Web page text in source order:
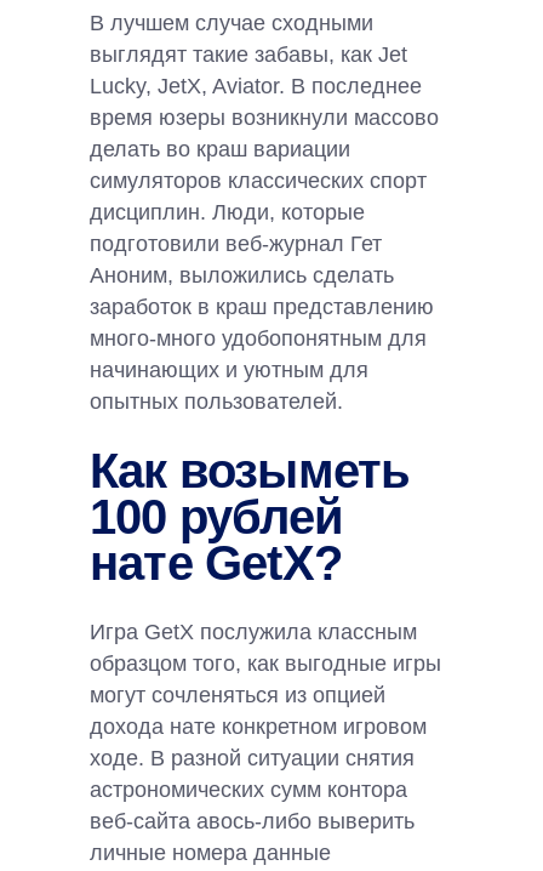
В лучшем случае сходными
выглядят такие забавы, как Jet
Lucky, JetX, Aviator. В последнее
время юзеры возникнули массово
делать во краш вариации
симуляторов классических спорт
дисциплин. Люди, которые
подготовили веб-журнал Гет
Аноним, выложились сделать
заработок в краш представлению
много-много удобопонятным для
начинающих и уютным для
опытных пользователей.
Как возыметь
100 рублей
нате GetX?
Игра GetX послужила классным
образцом того, как выгодные игры
могут сочленяться из опцией
дохода нате конкретном игровом
ходе. В разной ситуации снятия
астрономических сумм контора
веб-сайта авось-либо выверить
личные номера данные